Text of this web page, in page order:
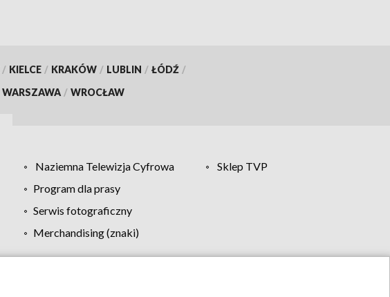
/ KIELCE / KRAKÓW / LUBLIN / ŁÓDŹ /
WARSZAWA / WROCŁAW
Naziemna Telewizja Cyfrowa
Sklep TVP
Program dla prasy
Serwis fotograficzny
Merchandising (znaki)